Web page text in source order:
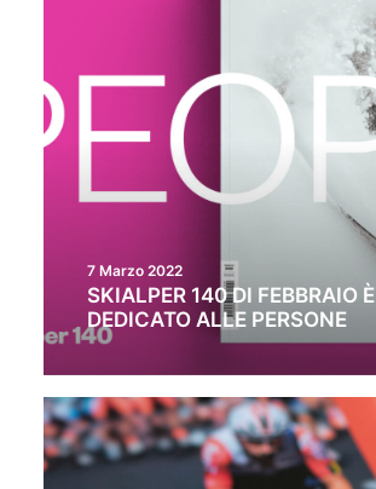
7 Marzo 2022
SKIALPER 140 DI FEBBRAIO È
DEDICATO ALLE PERSONE